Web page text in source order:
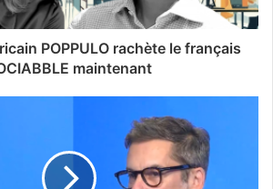
POPPULO rachète le français
maintenant